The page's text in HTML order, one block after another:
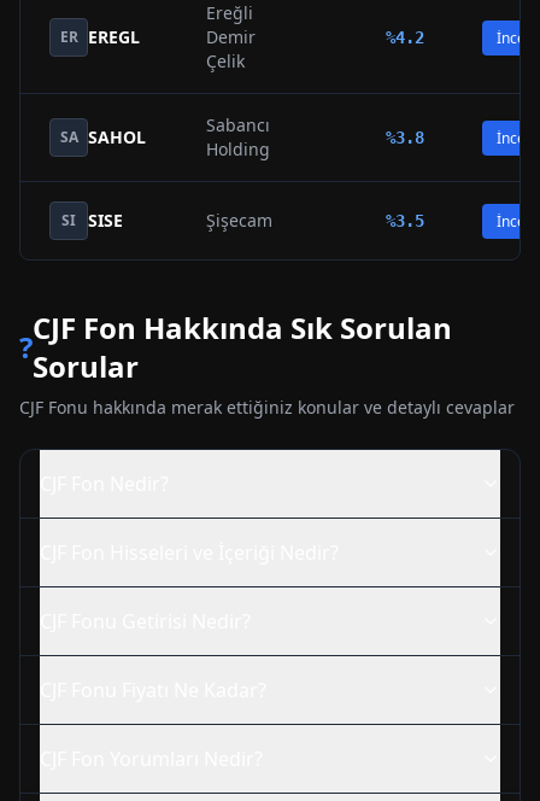
ER EREGL
Ereğli
Demir
Çelik
%4.2 İncele
SA SAHOL
Sabancı
Holding
%3.8 İncele
SI SISE Şişecam %3.5 İncele
?CJF Fon Hakkında Sık Sorulan
Sorular
CJF Fonu hakkında merak ettiğiniz konular ve detaylı cevaplar